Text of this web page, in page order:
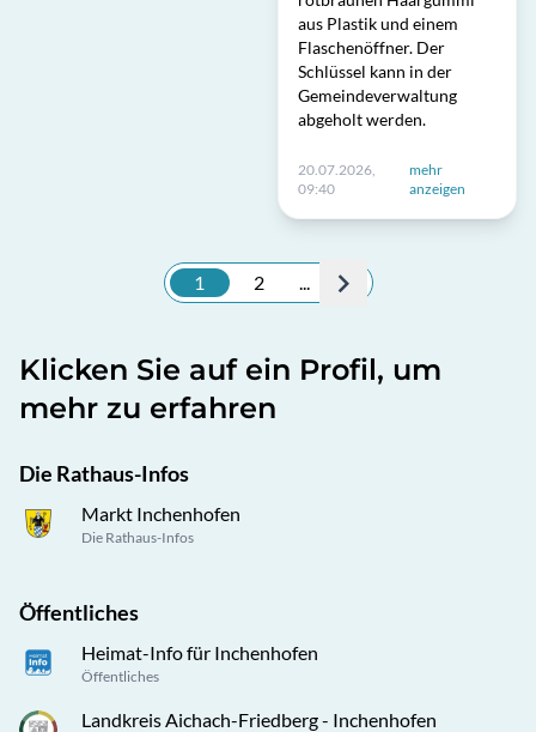
aus Plastik und einem
Flaschenöffner. Der
Schlüssel kann in der
Gemeindeverwaltung
abgeholt werden.
20.07.2026,
09:40
mehr
anzeigen
1 2 ...
Klicken Sie auf ein Profil, um
mehr zu erfahren
Die Rathaus-Infos
Markt Inchenhofen
Die Rathaus-Infos
Öffentliches
Heimat-Info für Inchenhofen
Öffentliches
Landkreis Aichach-Friedberg - Inchenhofen